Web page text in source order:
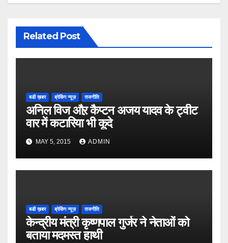
Related Post
बडी ख़बर ब्रेकिंग न्यूज़ राजनीति
अनिल विज औऱ कैप्टन अजय यादव के ट्वीट
वार में कटारिया भी कूदे
MAY 5, 2015 ADMIN
बडी ख़बर ब्रेकिंग न्यूज़ राजनीति
केन्द्रीय मंत्री कृष्णपाल गुर्जर ने नेताओं को
बताया मदमस्त हाथी